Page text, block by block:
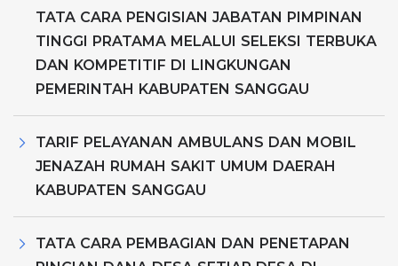
TATA CARA PENGISIAN JABATAN PIMPINAN
TINGGI PRATAMA MELALUI SELEKSI TERBUKA
DAN KOMPETITIF DI LINGKUNGAN
PEMERINTAH KABUPATEN SANGGAU
TARIF PELAYANAN AMBULANS DAN MOBIL
JENAZAH RUMAH SAKIT UMUM DAERAH
KABUPATEN SANGGAU
TATA CARA PEMBAGIAN DAN PENETAPAN